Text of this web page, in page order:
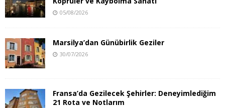
05/08/2026
Marsilya’dan Günübirlik Geziler
30/07/2026
Fransa’da Gezilecek Şehirler: Deneyimlediğim
21 Rota ve Notlarım